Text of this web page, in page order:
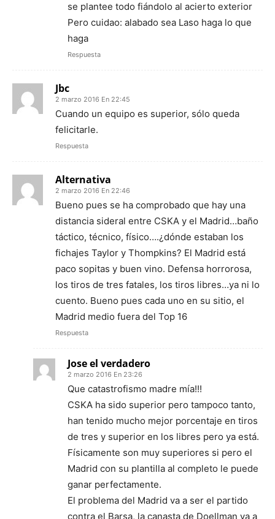
se plantee todo fiándolo al acierto exterior
Pero cuidao: alabado sea Laso haga lo que
haga
Respuesta
Jbc
2 marzo 2016 En 22:45
Cuando un equipo es superior, sólo queda
felicitarle.
Respuesta
Alternativa
2 marzo 2016 En 22:46
Bueno pues se ha comprobado que hay una
distancia sideral entre CSKA y el Madrid…baño
táctico, técnico, físico….¿dónde estaban los
fichajes Taylor y Thompkins? El Madrid está
paco sopitas y buen vino. Defensa horrorosa,
los tiros de tres fatales, los tiros libres…ya ni lo
cuento. Bueno pues cada uno en su sitio, el
Madrid medio fuera del Top 16
Respuesta
Jose el verdadero
2 marzo 2016 En 23:26
Que catastrofismo madre mía!!!
CSKA ha sido superior pero tampoco tanto,
han tenido mucho mejor porcentaje en tiros
de tres y superior en los libres pero ya está.
Físicamente son muy superiores si pero el
Madrid con su plantilla al completo le puede
ganar perfectamente.
El problema del Madrid va a ser el partido
contra el Barsa, la canasta de Doellman va a